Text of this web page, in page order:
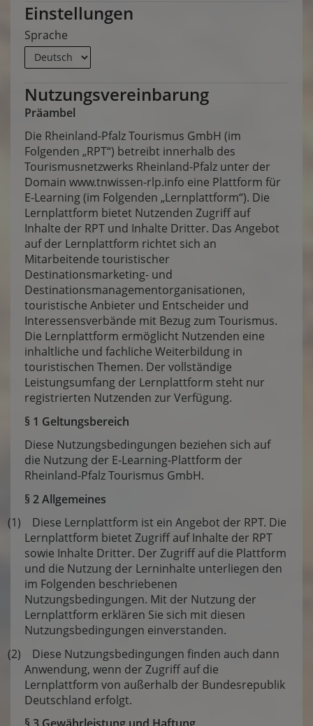
Einstellungen
Sprache
Nutzungsvereinbarung
Präambel
Die Rheinland-Pfalz Tourismus GmbH (im
Folgenden „RPT“) betreibt innerhalb des
Tourismusnetzwerks Rheinland-Pfalz unter der
Domain www.tnwissen-rlp.info eine Plattform für
E-Learning (im Folgenden „Lernplattform“). Die
Lernplattform bietet Nutzenden Zugriff auf
Inhalte der RPT und Inhalte Dritter. Das Angebot
auf der Lernplattform richtet sich an
Mitarbeitende touristischer
Destinationsmarketing- und
Destinationsmanagementorganisationen,
touristische Anbieter und Entscheider und
Interessensverbände mit Bezug zum Tourismus.
Die Lernplattform ermöglicht Nutzenden eine
inhaltliche und fachliche Weiterbildung in
touristischen Themen. Der vollständige
Leistungsumfang der Lernplattform steht nur
registrierten Nutzenden zur Verfügung.
§ 1 Geltungsbereich
Diese Nutzungsbedingungen beziehen sich auf
die Nutzung der E-Learning-Plattform der
Rheinland-Pfalz Tourismus GmbH.
§ 2 Allgemeines
(1) Diese Lernplattform ist ein Angebot der RPT. Die
Lernplattform bietet Zugriff auf Inhalte der RPT
sowie Inhalte Dritter. Der Zugriff auf die Plattform
und die Nutzung der Lerninhalte unterliegen den
im Folgenden beschriebenen
Nutzungsbedingungen. Mit der Nutzung der
Lernplattform erklären Sie sich mit diesen
Nutzungsbedingungen einverstanden.
(2) Diese Nutzungsbedingungen finden auch dann
Anwendung, wenn der Zugriff auf die
Lernplattform von außerhalb der Bundesrepublik
Deutschland erfolgt.